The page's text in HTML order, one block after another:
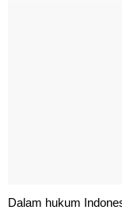
Dalam hukum